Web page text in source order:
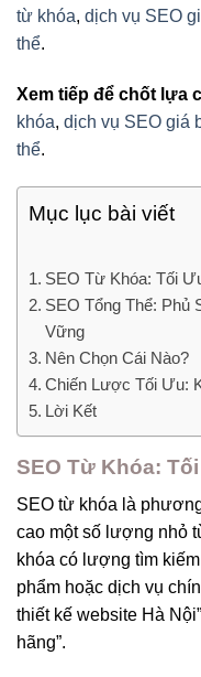
từ khóa, dịch vụ SEO
thể.
Xem tiếp để chốt lựa
khóa, dịch vụ SEO giá
thể.
Mục lục bài viết
SEO Từ Khóa: Tối
SEO Tổng Thể: Phủ
Vững
Nên Chọn Cái Nào?
Chiến Lược Tối Ưu:
Lời Kết
SEO Từ Khóa:
SEO từ khóa là
cao một số lượng nhỏ
khóa có lượng tìm
phẩm hoặc dịch vụ
thiết kế website Hà
hãng”.